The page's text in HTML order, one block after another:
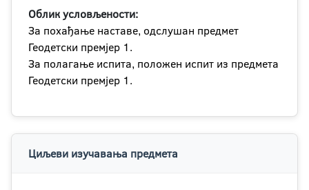
Облик условљености:
За похађање наставе, одслушан предмет
Геодетски премјер 1.
За полагање испита, положен испит из предмета
Геодетски премјер 1.
Циљеви изучавања предмета